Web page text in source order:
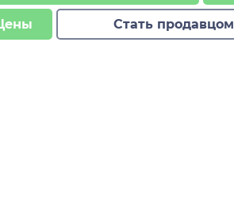
Стать продавцом